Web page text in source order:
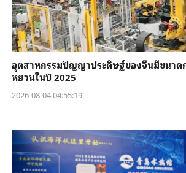
อุตสาหกรรมปัญญาประดิษฐ์ของจีนมีขนาด
หยวนในปี 2025
2026-08-04 04:55:19